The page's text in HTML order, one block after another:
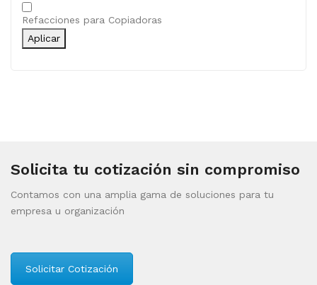
Categoría
Refacciones para Copiadoras
Aplicar
Solicita tu cotización sin compromiso
Contamos con una amplia gama de soluciones para tu
empresa u organización
Solicitar Cotización